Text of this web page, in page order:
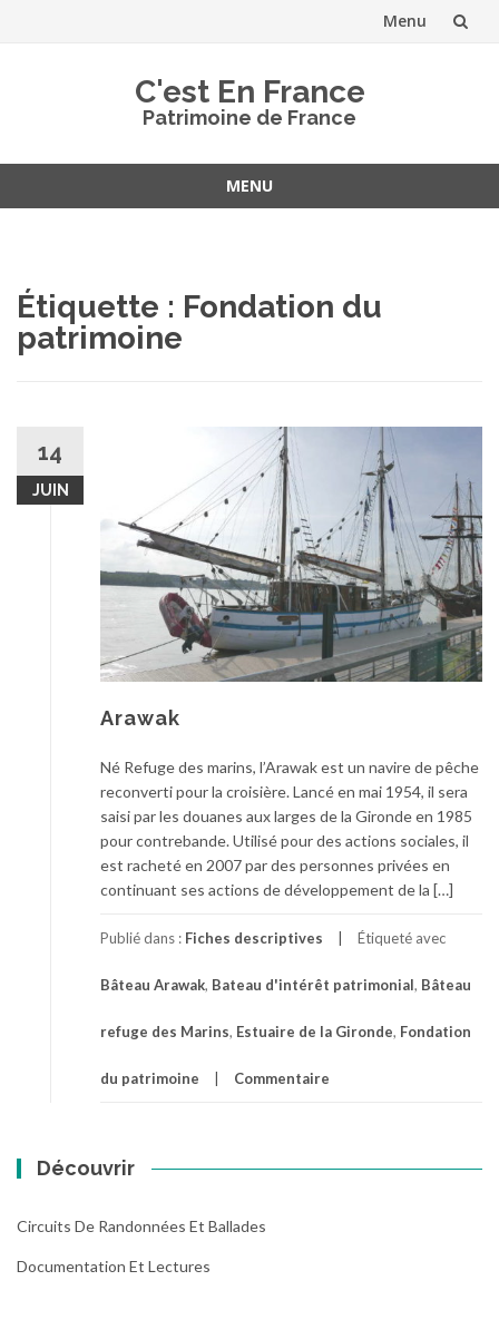
Menu
C'est En France
Patrimoine de France
MENU
Étiquette : Fondation du
patrimoine
14
JUIN
Arawak
Né Refuge des marins, l’Arawak est un navire de pêche
reconverti pour la croisière. Lancé en mai 1954, il sera
saisi par les douanes aux larges de la Gironde en 1985
pour contrebande. Utilisé pour des actions sociales, il
est racheté en 2007 par des personnes privées en
continuant ses actions de développement de la […]
Publié dans : Fiches descriptives Étiqueté avec
Bâteau Arawak, Bateau d'intérêt patrimonial, Bâteau
refuge des Marins, Estuaire de la Gironde, Fondation
du patrimoine Commentaire
Découvrir
Circuits De Randonnées Et Ballades
Documentation Et Lectures